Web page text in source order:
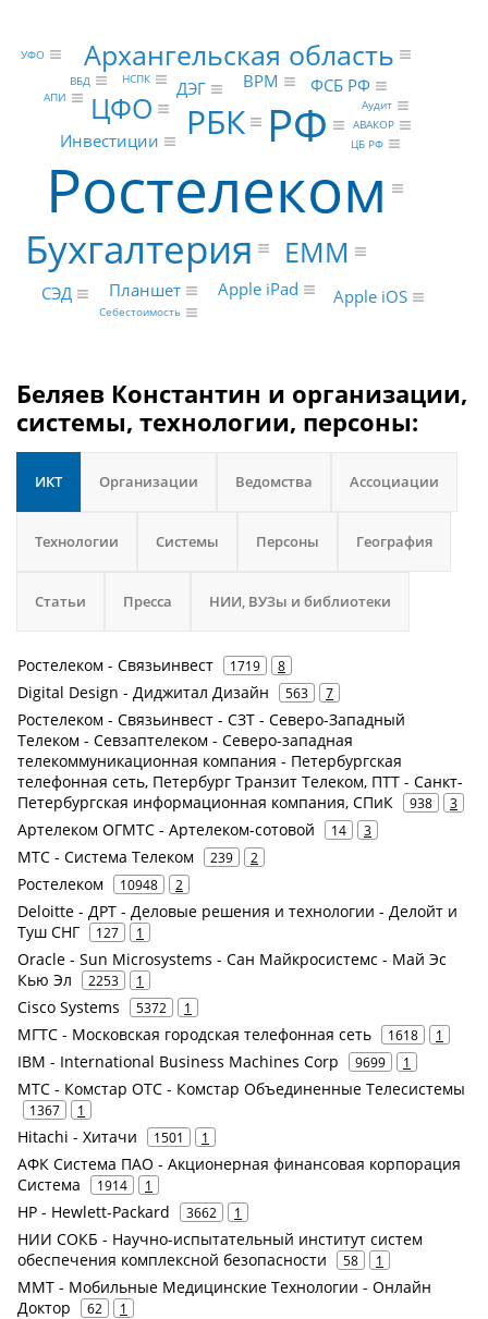
Ростелеком
РФ
Бухгалтерия
РБК
EMM
ЦФО
Архангельская область
ФСБ РФ
BPM
СЭД Планшет
ДЭГ
Apple iPad Apple iOS
Инвестиции
НСПК
ВБД
АПИ
АВАКОР
ЦБ РФ
УФО
Себестоимость
Аудит
Беляев Константин и организации,
системы, технологии, персоны:
ИКТ Организации Ведомства Ассоциации
Технологии Системы Персоны География
Статьи Пресса НИИ, ВУЗы и библиотеки
Ростелеком - Связьинвест 1719 8
Digital Design - Диджитал Дизайн 563 7
Ростелеком - Связьинвест - СЗТ - Северо-Западный
Телеком - Севзаптелеком - Северо-западная
телекоммуникационная компания - Петербургская
телефонная сеть, Петербург Транзит Телеком, ПТТ - Санкт-
Петербургская информационная компания, СПиК
938 3
Артелеком ОГМТС - Артелеком-сотовой 14 3
МТС - Система Телеком 239 2
Ростелеком 10948 2
Deloitte - ДРТ - Деловые решения и технологии - Делойт и
Туш СНГ
127 1
Oracle - Sun Microsystems - Сан Майкросистемс - Май Эс
Кью Эл
2253 1
Cisco Systems 5372 1
МГТС - Московская городская телефонная сеть 1618 1
IBM - International Business Machines Corp 9699 1
МТС - Комстар ОТС - Комстар Объединенные Телесистемы
1367 1
Hitachi - Хитачи 1501 1
АФК Система ПАО - Акционерная финансовая корпорация
Система
1914 1
HP - Hewlett-Packard 3662 1
НИИ СОКБ - Научно-испытательный институт систем
обеспечения комплексной безопасности
58 1
ММТ - Мобильные Медицинские Технологии - Онлайн
Доктор
62 1